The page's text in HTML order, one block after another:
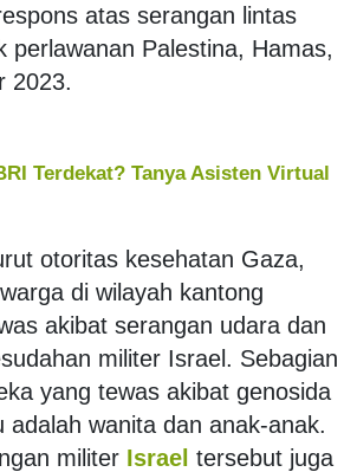
atas serangan lintas
perlawanan Palestina, Hamas,
2023.
Terdekat? Tanya Asisten Virtual
otoritas kesehatan Gaza,
di wilayah kantong
akibat serangan udara dan
militer Israel. Sebagian
yang tewas akibat genosida
adalah wanita dan anak-anak.
militer Israel tersebut juga